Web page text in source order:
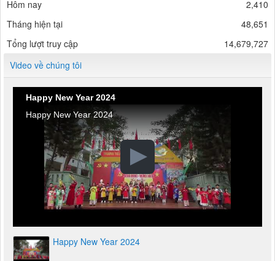
Hôm nay
2,410
Tháng hiện tại
48,651
Tổng lượt truy cập
14,679,727
Video về chúng tôi
Happy New Year 2024
Happy New Year 2024
Happy New Year 2024